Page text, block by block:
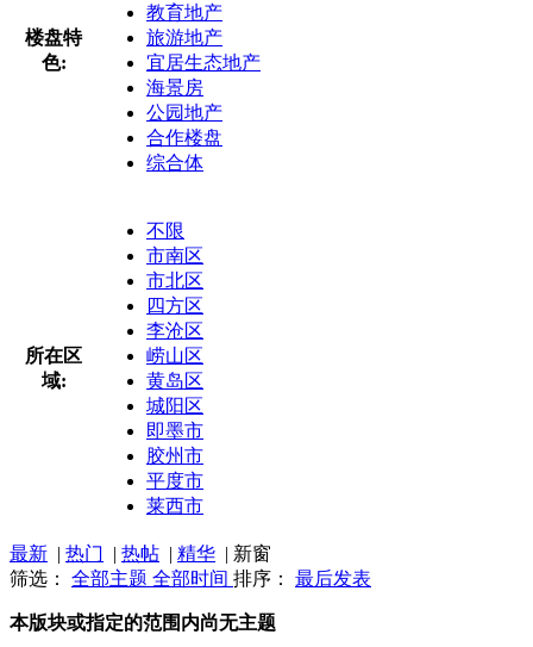
楼盘特
色:
教育地产
旅游地产
宜居生态地产
海景房
公园地产
合作楼盘
综合体
所在区
域:
不限
市南区
市北区
四方区
李沧区
崂山区
黄岛区
城阳区
即墨市
胶州市
平度市
莱西市
最新 | 热门 | 热帖 | 精华 | 新窗
筛选： 全部主题 全部时间 排序： 最后发表
本版块或指定的范围内尚无主题